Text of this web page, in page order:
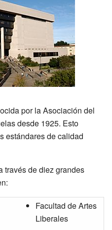
por la Asociación del
desde 1925. Esto
estándares de calidad
través de diez grandes
Facultad de Artes
Liberales